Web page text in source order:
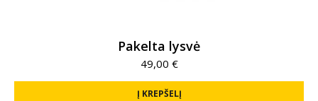
Pakelta lysvė
49,00 €
Į KREPŠELĮ